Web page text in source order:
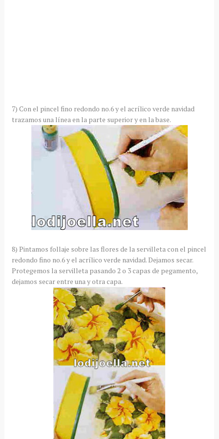
7) Con el pincel fino redondo no.6 y el acrílico verde navidad
trazamos una línea en la parte superior y en la base.
8) Pintamos follaje sobre las flores de la servilleta con el pincel
redondo fino no.6 y el acrílico verde navidad. Dejamos secar.
Protegemos la servilleta pasando 2 o 3 capas de pegamento,
dejamos secar entre una y otra capa.